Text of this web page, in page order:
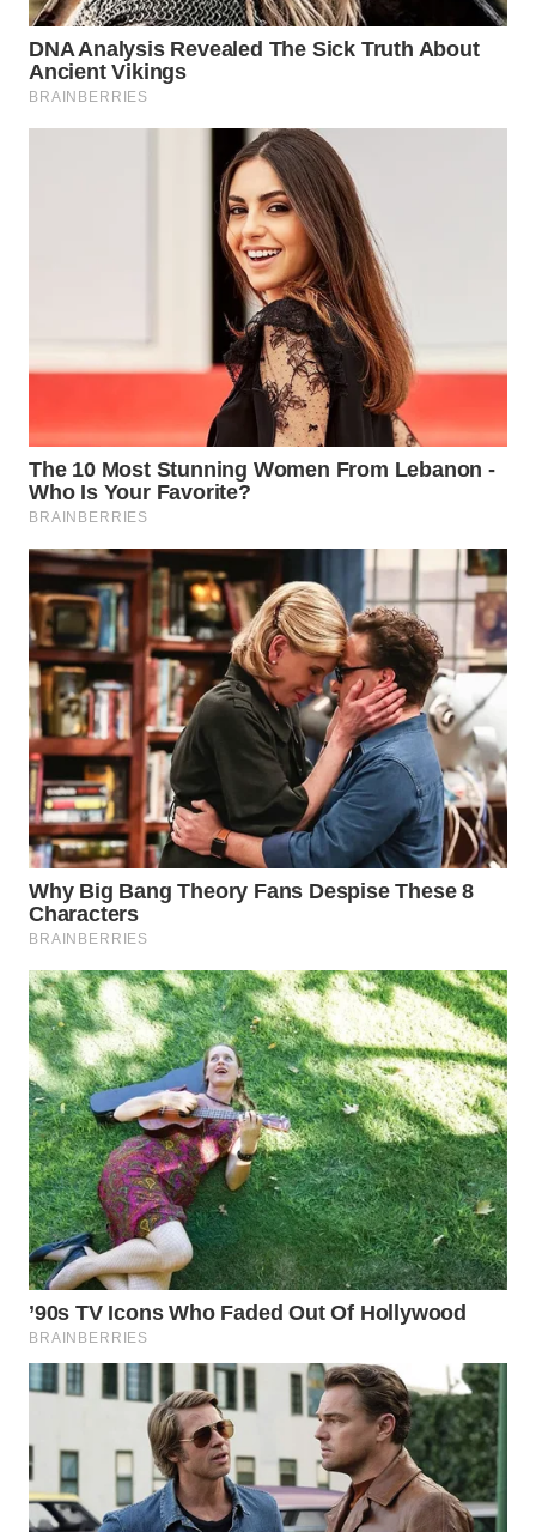
WAHANANEWS
CO ID
WAHANA
WAHANA
PERSONA
WAHANA
OTOMOTIF
WAHANA
HEALTH
WAHANA
DESA
WISATA
LAPAK
WAHANA
Wahana
KONSUMEN
LISTRIK
MASYARAKAT
KELISTRIKAN
WALINKI
ID
MAWAKA
ID
MARTABAT
NET
PLN
WATCH